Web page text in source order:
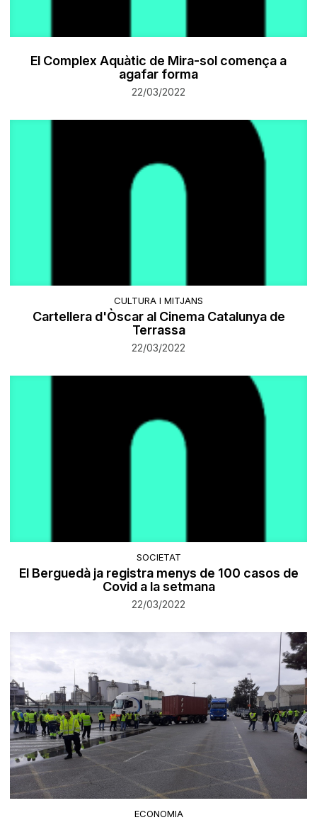
El Complex Aquàtic de Mira-sol comença a
agafar forma
22/03/2022
CULTURA I MITJANS
Cartellera d'Òscar al Cinema Catalunya de
Terrassa
22/03/2022
SOCIETAT
El Berguedà ja registra menys de 100 casos de
Covid a la setmana
22/03/2022
ECONOMIA